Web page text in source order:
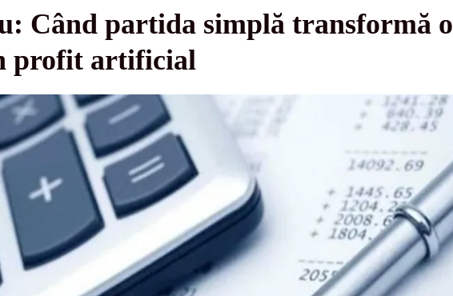
Când partida simplă transformă o
profit artificial